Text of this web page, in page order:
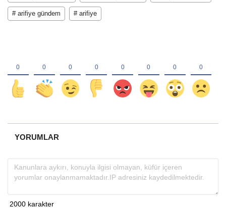
# arifiye gündem # arifiye
YORUMLAR